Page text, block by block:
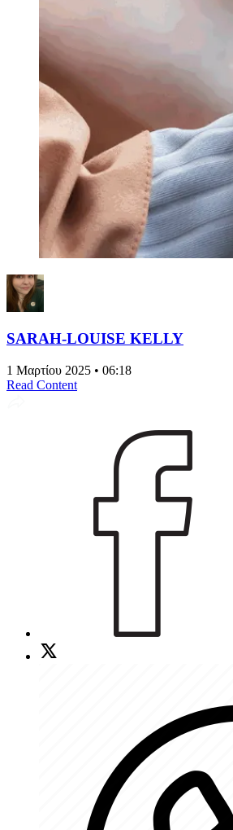
SARAH-LOUISE KELLY
1 Μαρτίου 2025 • 06:18
Read Content